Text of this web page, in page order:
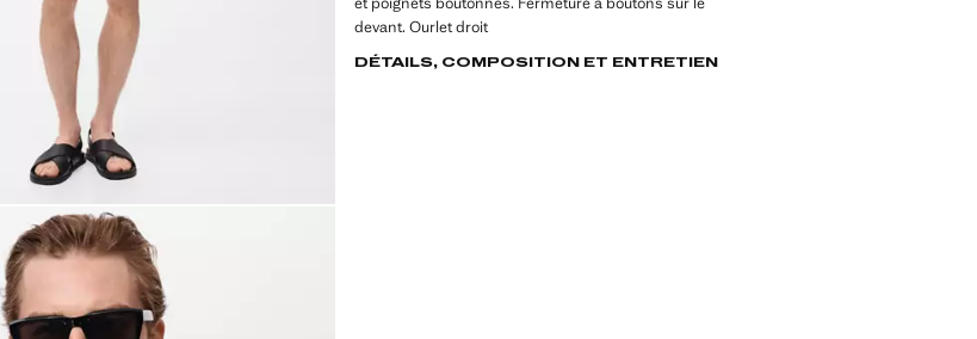
devant. Ourlet droit
DÉTAILS, COMPOSITION ET ENTRETIEN